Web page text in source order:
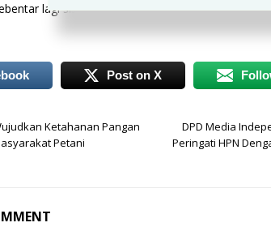
lagi siswa SMA IT Plus BBS akan
Post on X
Ketahanan Pangan
Petani
DPD Media
Peringati HPN